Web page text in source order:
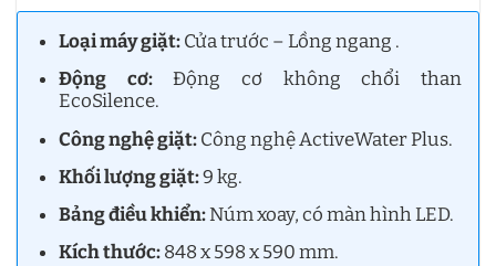
Loại máy giặt:Cửa trước – Lồng ngang .
Động cơ:Động cơ không chổi than
EcoSilence.
Công nghệ giặt:Công nghệ ActiveWater Plus.
Khối lượng giặt:9 kg.
Bảng điều khiển:Núm xoay, có màn hình LED.
Kích thước:848 x 598 x 590 mm.